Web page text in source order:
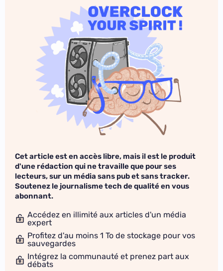
Cet article est en accès libre, mais il est le produit
d'une rédaction qui ne travaille que pour ses
lecteurs, sur un média sans pub et sans tracker.
Soutenez le journalisme tech de qualité en vous
abonnant.
Accédez en illimité aux articles d'un média
expert
Profitez d'au moins 1 To de stockage pour vos
sauvegardes
Intégrez la communauté et prenez part aux
débats